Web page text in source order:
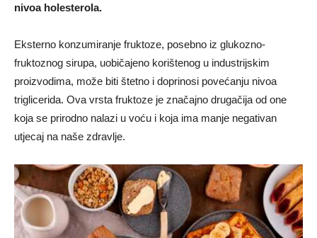
nivoa holesterola.
Eksterno konzumiranje fruktoze, posebno iz glukozno-
fruktoznog sirupa, uobičajeno korištenog u industrijskim
proizvodima, može biti štetno i doprinosi povećanju nivoa
triglicerida. Ova vrsta fruktoze je značajno drugačija od one
koja se prirodno nalazi u voću i koja ima manje negativan
utjecaj na naše zdravlje.